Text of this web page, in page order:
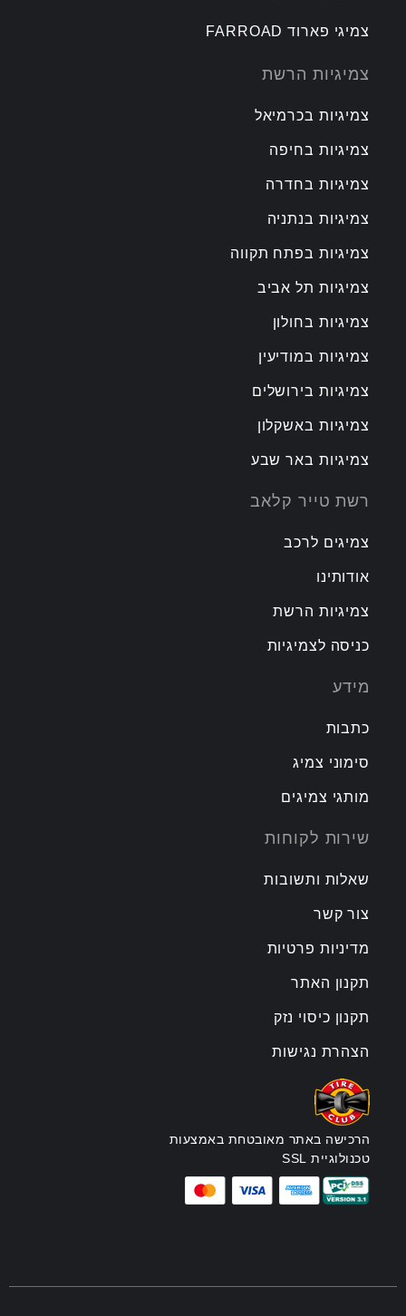
צמיגי פארוד FARROAD
צמיגיות הרשת
צמיגיות בכרמיאל
צמיגיות בחיפה
צמיגיות בחדרה
צמיגיות בנתניה
צמיגיות בפתח תקווה
צמיגיות תל אביב
צמיגיות בחולון
צמיגיות במודיעין
צמיגיות בירושלים
צמיגיות באשקלון
צמיגיות באר שבע
רשת טייר קלאב
צמיגים לרכב
אודותינו
צמיגיות הרשת
כניסה לצמיגיות
מידע
כתבות
סימוני צמיג
מותגי צמיגים
שירות לקוחות
שאלות ותשובות
צור קשר
מדיניות פרטיות
תקנון האתר
תקנון כיסוי נזק
הצהרת נגישות
הרכישה באתר מאובטחת באמצעות
טכנולוגיית SSL